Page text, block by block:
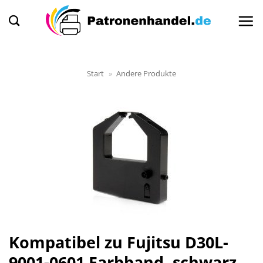
Inhalt
Start » Andere Produkte
Kompatibel zu Fujitsu D30L-